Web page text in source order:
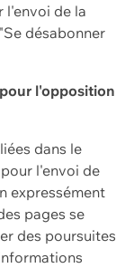
l'envoi de la
désabonner
l'opposition
dans le
l'envoi de
expressément
pages se
des poursuites